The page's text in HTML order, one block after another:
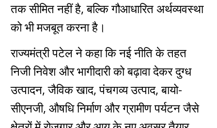
तक सीमित नहीं है, बल्कि गौआधारित अर्थव्यवस्था
को भी मजबूत करना है।
राज्यमंत्री पटेल ने कहा कि नई नीति के तहत
निजी निवेश और भागीदारी को बढ़ावा देकर दुग्ध
उत्पादन, जैविक खाद, पंचगव्य उत्पाद, बायो-
सीएनजी, औषधि निर्माण और ग्रामीण पर्यटन जैसे